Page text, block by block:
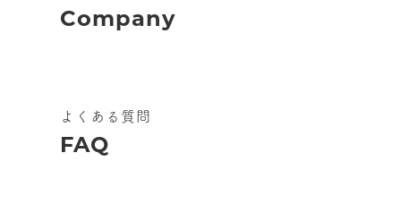
Company
よくある質問
FAQ